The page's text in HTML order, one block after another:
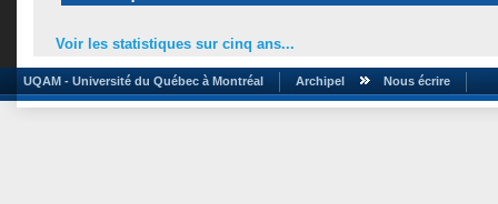
Voir les statistiques sur cinq ans...
UQAM - Université du Québec à Montréal Archipel Nous écrire